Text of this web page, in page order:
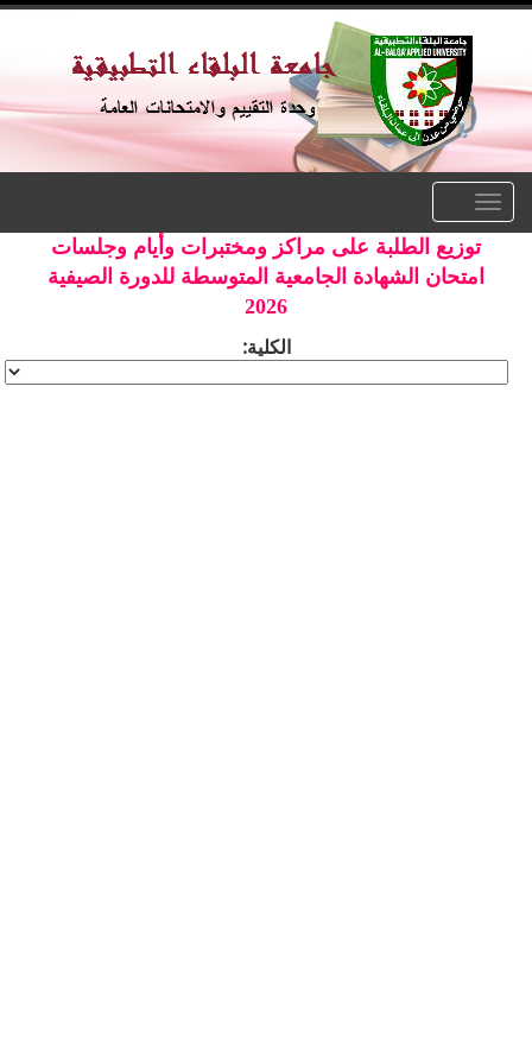
navigation
توزيع الطلبة على مراكز ومختبرات وأيام وجلسات
امتحان الشهادة الجامعية المتوسطة للدورة الصيفية
2026
الكلية: